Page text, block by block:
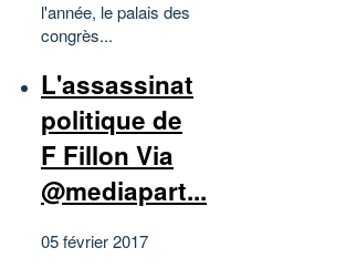
l'année, le palais des
congrès...
L'assassinat
politique de
F Fillon Via
@mediapart...
05 février 2017